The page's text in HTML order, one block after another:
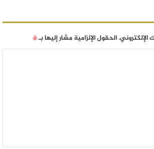
الحقول الإلزامية مشار إليها بـ*